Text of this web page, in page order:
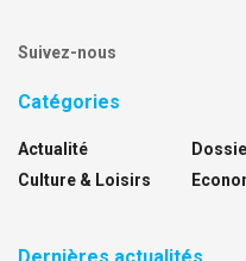
Suivez-nous
Catégories
Actualité
Culture & Loisirs